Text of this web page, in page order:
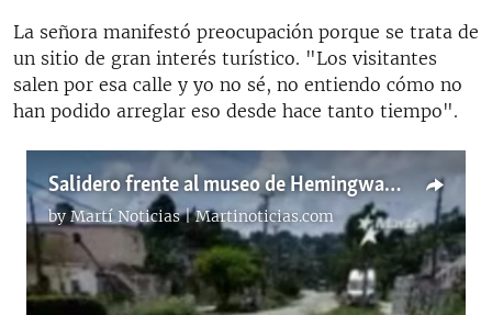
La señora manifestó preocupación porque se trata de
un sitio de gran interés turístico. "Los visitantes
salen por esa calle y yo no sé, no entiendo cómo no
han podido arreglar eso desde hace tanto tiempo".
Salidero frente al museo de Hemingway en La Habana
byMartí Noticias | Martinoticias.com